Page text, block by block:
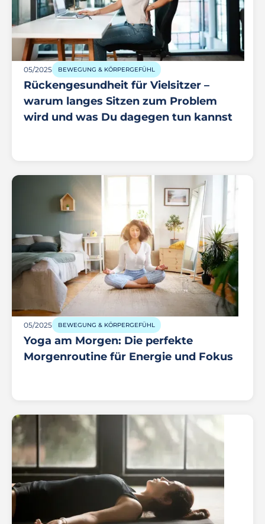
05/2025 BEWEGUNG & KÖRPERGEFÜHL
Rückengesundheit für Vielsitzer –
warum langes Sitzen zum Problem
wird und was Du dagegen tun kannst
05/2025 BEWEGUNG & KÖRPERGEFÜHL
Yoga am Morgen: Die perfekte
Morgenroutine für Energie und Fokus